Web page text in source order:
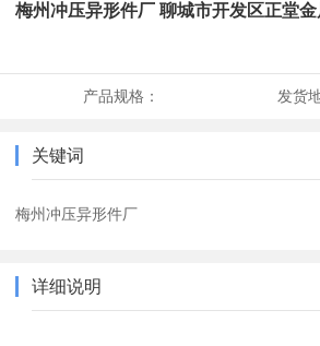
梅州冲压异形件厂 聊城市开发区正堂金
产品规格： 发货
关键词
梅州冲压异形件厂
详细说明